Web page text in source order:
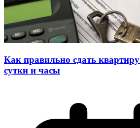
Как правильно сдать
сутки и часы